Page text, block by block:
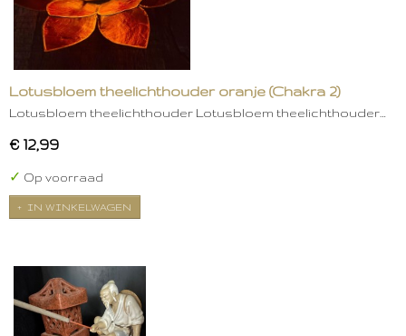
Lotusbloem theelichthouder oranje (Chakra 2)
Lotusbloem theelichthouder Lotusbloem theelichthouder…
€ 12,99
✓ Op voorraad
IN WINKELWAGEN